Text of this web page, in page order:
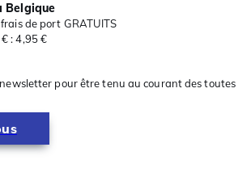
Belgique
de port GRATUITS
: 4,95 €
pour être tenu au courant des toutes